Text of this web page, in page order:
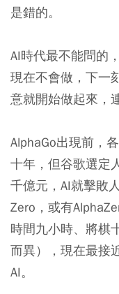
是錯的。
AI時代最不能問的
現在不會做，下一
意就開始做起來，
AlphaGo出現前，
十年，但谷歌選定
千億元，AI就擊敗
Zero，或有
時間九小時、將棋
而異），現在最接
AI。